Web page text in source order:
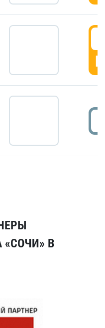
«СОЧИ» В